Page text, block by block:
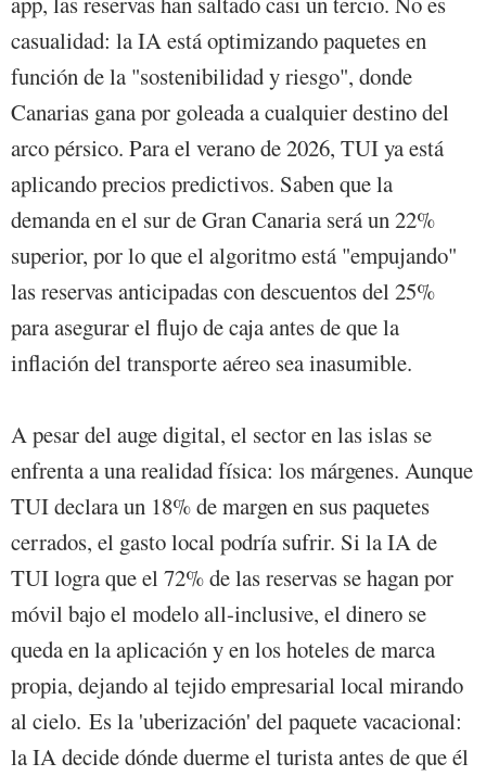
casualidad: la IA está optimizando paquetes en
función de la "sostenibilidad y riesgo", donde
Canarias gana por goleada a cualquier destino del
arco pérsico. Para el verano de 2026, TUI ya está
aplicando precios predictivos. Saben que la
demanda en el sur de Gran Canaria será un 22%
superior, por lo que el algoritmo está "empujando"
las reservas anticipadas con descuentos del 25%
para asegurar el flujo de caja antes de que la
inflación del transporte aéreo sea inasumible.
A pesar del auge digital, el sector en las islas se
enfrenta a una realidad física: los márgenes. Aunque
TUI declara un 18% de margen en sus paquetes
cerrados, el gasto local podría sufrir. Si la IA de
TUI logra que el 72% de las reservas se hagan por
móvil bajo el modelo all-inclusive, el dinero se
queda en la aplicación y en los hoteles de marca
propia, dejando al tejido empresarial local mirando
al cielo. Es la 'uberización' del paquete vacacional:
la IA decide dónde duerme el turista antes de que él